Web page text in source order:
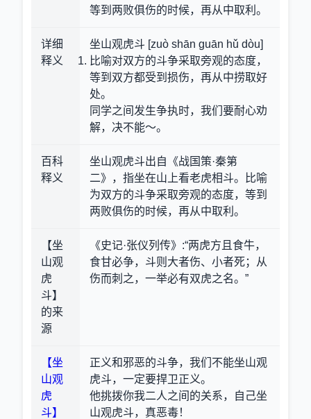
等到两败俱伤的时候，再从中取利。
详细
释义
坐山观虎斗 [zuò shān guān hǔ dòu]
比喻对双方的斗争采取旁观的态度，
等到双方都受到损伤，再从中捞取好
处。
同学之间发生争执时，我们要耐心劝
解，决不能～。
百科
释义
坐山观虎斗出自《战国策·秦第
二》，指坐在山上看老虎相斗。比喻
为双方的斗争采取旁观的态度，等到
两败俱伤的时候，再从中取利。
【坐
山观
虎
斗】
的来
源
《史记·张仪列传》:“两虎方且食牛，
食甘必争，斗则大者伤、小者死；从
伤而刺之，一举必有双虎之名。”
【坐
山观
虎
斗】
正义和邪恶的斗争，我们不能坐山观
虎斗，一定要捍卫正义。
他挑拨你我二人之间的关系，自己坐
山观虎斗，真恶毒！